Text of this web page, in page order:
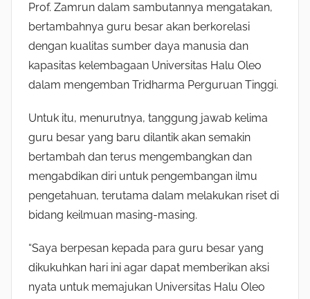
Prof. Zamrun dalam sambutannya mengatakan,
bertambahnya guru besar akan berkorelasi
dengan kualitas sumber daya manusia dan
kapasitas kelembagaan Universitas Halu Oleo
dalam mengemban Tridharma Perguruan Tinggi.
Untuk itu, menurutnya, tanggung jawab kelima
guru besar yang baru dilantik akan semakin
bertambah dan terus mengembangkan dan
mengabdikan diri untuk pengembangan ilmu
pengetahuan, terutama dalam melakukan riset di
bidang keilmuan masing-masing.
“Saya berpesan kepada para guru besar yang
dikukuhkan hari ini agar dapat memberikan aksi
nyata untuk memajukan Universitas Halu Oleo